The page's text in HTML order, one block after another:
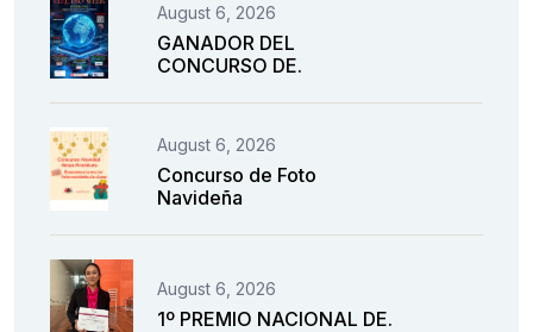
August 6, 2026
GANADOR DEL
CONCURSO DE.
August 6, 2026
Concurso de Foto
Navideña
August 6, 2026
1º PREMIO NACIONAL DE.